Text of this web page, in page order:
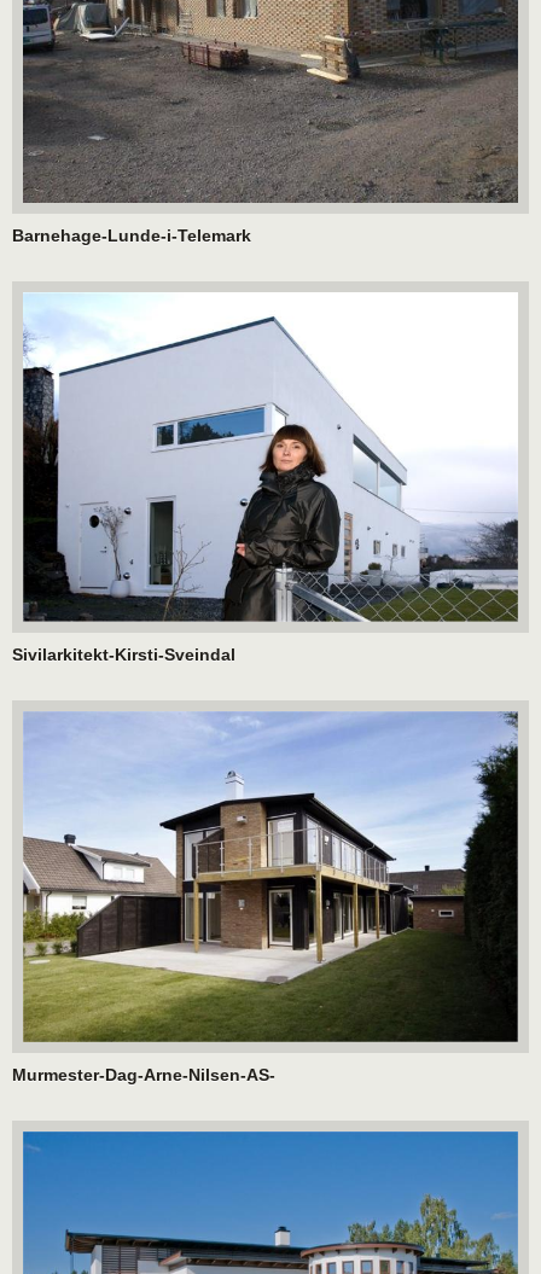
Barnehage-Lunde-i-Telemark
Sivilarkitekt-Kirsti-Sveindal
Murmester-Dag-Arne-Nilsen-AS-